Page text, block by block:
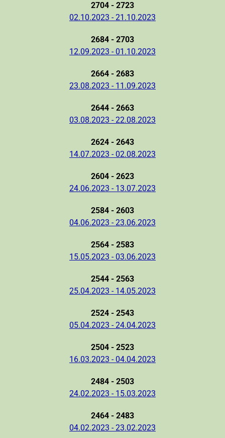
2704 - 2723
02.10.2023 - 21.10.2023
2684 - 2703
12.09.2023 - 01.10.2023
2664 - 2683
23.08.2023 - 11.09.2023
2644 - 2663
03.08.2023 - 22.08.2023
2624 - 2643
14.07.2023 - 02.08.2023
2604 - 2623
24.06.2023 - 13.07.2023
2584 - 2603
04.06.2023 - 23.06.2023
2564 - 2583
15.05.2023 - 03.06.2023
2544 - 2563
25.04.2023 - 14.05.2023
2524 - 2543
05.04.2023 - 24.04.2023
2504 - 2523
16.03.2023 - 04.04.2023
2484 - 2503
24.02.2023 - 15.03.2023
2464 - 2483
04.02.2023 - 23.02.2023